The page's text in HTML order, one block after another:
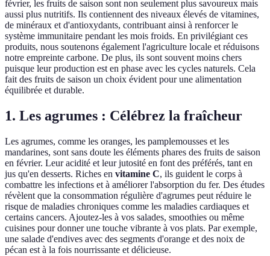
février, les fruits de saison sont non seulement plus savoureux mais
aussi plus nutritifs. Ils contiennent des niveaux élevés de vitamines,
de minéraux et d'antioxydants, contribuant ainsi à renforcer le
système immunitaire pendant les mois froids. En privilégiant ces
produits, nous soutenons également l'agriculture locale et réduisons
notre empreinte carbone. De plus, ils sont souvent moins chers
puisque leur production est en phase avec les cycles naturels. Cela
fait des fruits de saison un choix évident pour une alimentation
équilibrée et durable.
1. Les agrumes : Célébrez la fraîcheur
Les agrumes, comme les oranges, les pamplemousses et les
mandarines, sont sans doute les éléments phares des fruits de saison
en février. Leur acidité et leur jutosité en font des préférés, tant en
jus qu'en desserts. Riches en vitamine C, ils guident le corps à
combattre les infections et à améliorer l'absorption du fer. Des études
révèlent que la consommation régulière d'agrumes peut réduire le
risque de maladies chroniques comme les maladies cardiaques et
certains cancers. Ajoutez-les à vos salades, smoothies ou même
cuisines pour donner une touche vibrante à vos plats. Par exemple,
une salade d'endives avec des segments d'orange et des noix de
pécan est à la fois nourrissante et délicieuse.